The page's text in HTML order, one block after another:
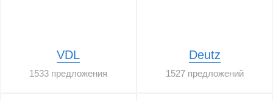
VDL
1533 предложения
Deutz
1527 предложений